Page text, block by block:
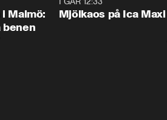
Malmö:
benen
Mjölkaos på Ica Maxi